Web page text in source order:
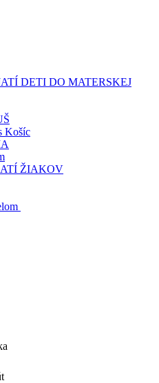
DETI DO MATERSKEJ
Košíc
ŽIAKOV